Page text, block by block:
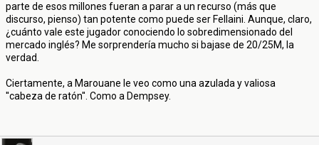
parte de esos millones fueran a parar a un recurso (más que
discurso, pienso) tan potente como puede ser Fellaini. Aunque, claro,
¿cuánto vale este jugador conociendo lo sobredimensionado del
mercado inglés? Me sorprendería mucho si bajase de 20/25M, la
verdad.
Ciertamente, a Marouane le veo como una azulada y valiosa
''cabeza de ratón''. Como a Dempsey.